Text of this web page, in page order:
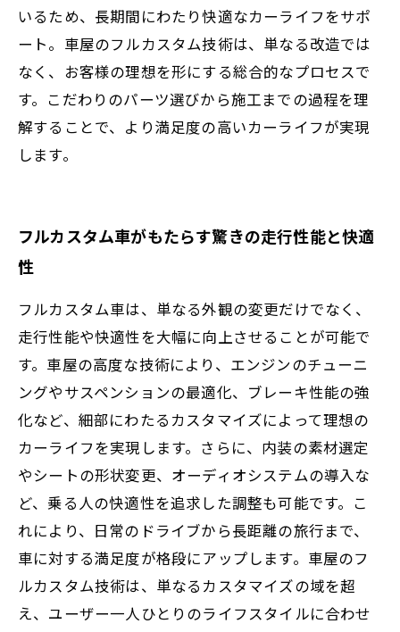
いるため、長期間にわたり快適なカーライフをサポ
ート。車屋のフルカスタム技術は、単なる改造では
なく、お客様の理想を形にする総合的なプロセスで
す。こだわりのパーツ選びから施工までの過程を理
解することで、より満足度の高いカーライフが実現
します。
フルカスタム車がもたらす驚きの走行性能と快適
性
フルカスタム車は、単なる外観の変更だけでなく、
走行性能や快適性を大幅に向上させることが可能で
す。車屋の高度な技術により、エンジンのチューニ
ングやサスペンションの最適化、ブレーキ性能の強
化など、細部にわたるカスタマイズによって理想の
カーライフを実現します。さらに、内装の素材選定
やシートの形状変更、オーディオシステムの導入な
ど、乗る人の快適性を追求した調整も可能です。こ
れにより、日常のドライブから長距離の旅行まで、
車に対する満足度が格段にアップします。車屋のフ
ルカスタム技術は、単なるカスタマイズの域を超
え、ユーザー一人ひとりのライフスタイルに合わせ